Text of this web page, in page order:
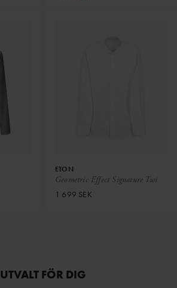
Geometric Effect Signature Twi
ETON
1 699 SEK
UTVALT FÖR DIG